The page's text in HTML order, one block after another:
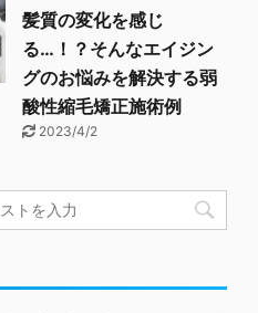
髪質の変化を感じ
る…！？そんなエイジン
グのお悩みを解決する弱
酸性縮毛矯正施術例
2023/4/2